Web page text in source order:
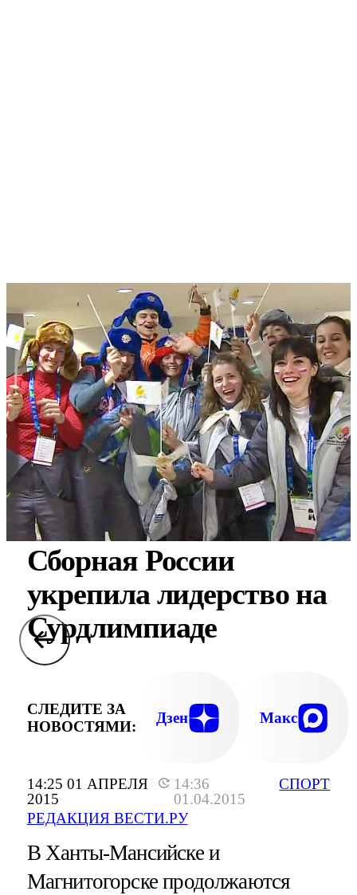
14:25 01 АПРЕЛЯ
2015
14:36
01.04.2015
РЕДАКЦИЯ ВЕСТИ.РУ
СПОРТ
Сборная России
укрепила лидерство на
Сурдлимпиаде
СЛЕДИТЕ ЗА
НОВОСТЯМИ:
Дзен Макс
В Ханты-Мансийске и
Магнитогорске продолжаются